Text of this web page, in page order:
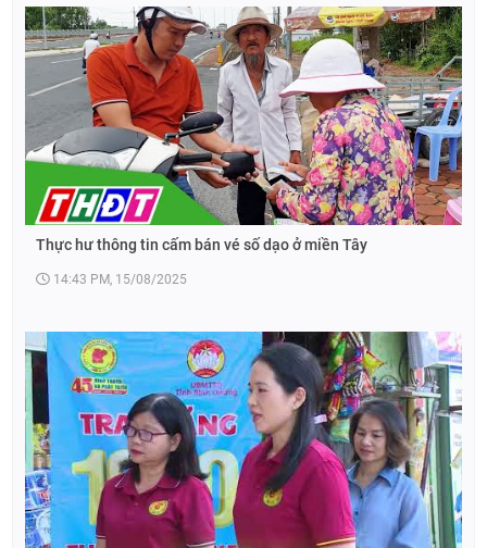
Thực hư thông tin cấm bán vé số dạo ở miền Tây
14:43 PM, 15/08/2025